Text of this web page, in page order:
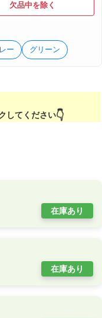
欠品中を除く
ー グリーン
してください
在庫あり
在庫あり